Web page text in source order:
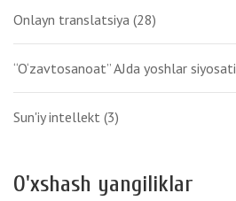
Onlayn translatsiya (28)
“O‘zavtosanoat” AJda yoshlar siyosati
Sun'iy intellekt (3)
O'xshash yangiliklar